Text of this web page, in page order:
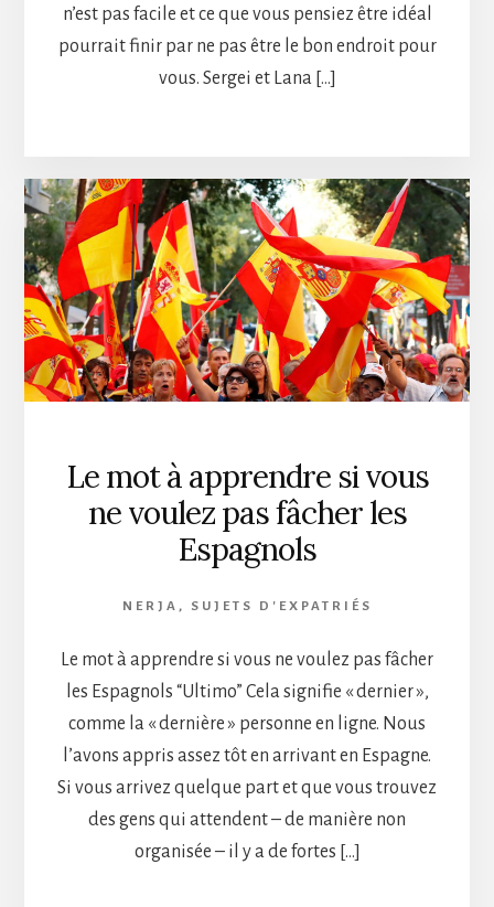
n’est pas facile et ce que vous pensiez être idéal
pourrait finir par ne pas être le bon endroit pour
vous. Sergei et Lana […]
Le mot à apprendre si vous
ne voulez pas fâcher les
Espagnols
NERJA , SUJETS D'EXPATRIÉS
Le mot à apprendre si vous ne voulez pas fâcher
les Espagnols “Ultimo” Cela signifie « dernier »,
comme la « dernière » personne en ligne. Nous
l’avons appris assez tôt en arrivant en Espagne.
Si vous arrivez quelque part et que vous trouvez
des gens qui attendent – de manière non
organisée – il y a de fortes […]